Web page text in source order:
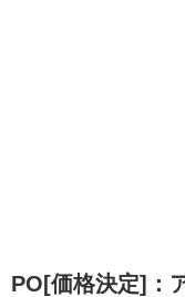
PO[価格決定]：